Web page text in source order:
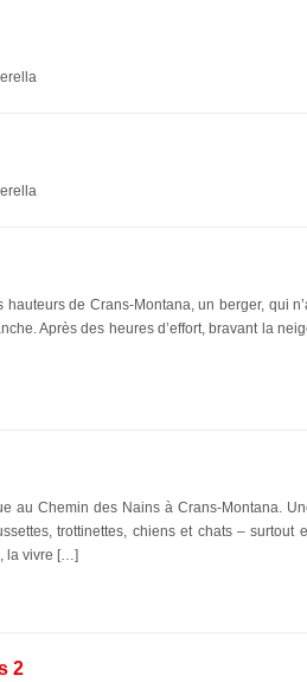
hauteurs de Crans-Montana, un berger, qui
Après des heures d’effort, bravant la
au Chemin des Nains à Crans-Montana.
trottinettes, chiens et chats –
la vivre […]
2